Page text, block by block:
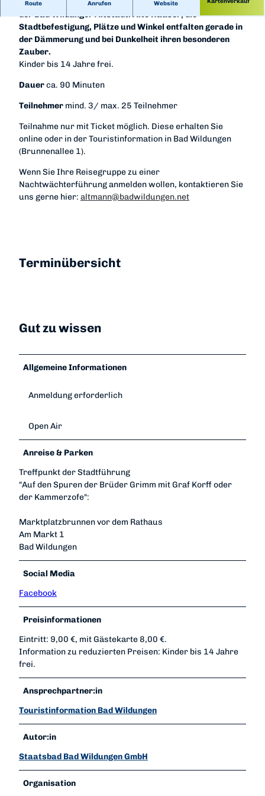
Route Anrufen Website
Ein abendlicher, amüsanter und spannender Rundgang in
der Bad Wildunger Altstadt. Alte Häuser, die
Stadtbefestigung, Plätze und Winkel entfalten gerade in
der Dämmerung und bei Dunkelheit ihren besonderen
Zauber.
Kinder bis 14 Jahre frei.
Dauerca. 90 Minuten
Teilnehmer mind. 3/ max. 25 Teilnehmer
Teilnahme nur mit Ticket möglich. Diese erhalten Sie
online oder in der Touristinformation in Bad Wildungen
(Brunnenallee 1).
Wenn Sie Ihre Reisegruppe zu einer
Nachtwächterführung anmelden wollen, kontaktieren Sie
uns gerne hier: altmann@badwildungen.net
Terminübersicht
Gut zu wissen
Allgemeine Informationen
Anmeldung erforderlich
Open Air
Anreise & Parken
Treffpunkt der Stadtführung
"Auf den Spuren der Brüder Grimm mit Graf Korff oder
der Kammerzofe":
Marktplatzbrunnen vor dem Rathaus
Am Markt 1
Bad Wildungen
Social Media
Facebook
Preisinformationen
Eintritt: 9,00 €, mit Gästekarte 8,00 €.
Information zu reduzierten Preisen: Kinder bis 14 Jahre
frei.
Ansprechpartner:in
Touristinformation Bad Wildungen
Autor:in
Staatsbad Bad Wildungen GmbH
Organisation